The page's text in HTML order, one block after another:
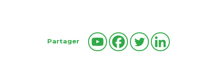
Partager